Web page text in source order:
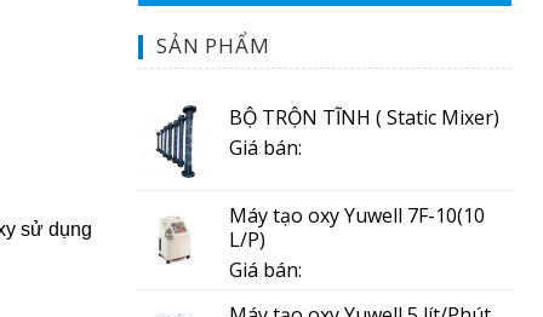
sử dụng
SẢN PHẨM
BỘ TRỘN TĨNH ( Static Mixer)
Giá bán:
Máy tạo oxy Yuwell 7F-10(10
L/P)
Giá bán: